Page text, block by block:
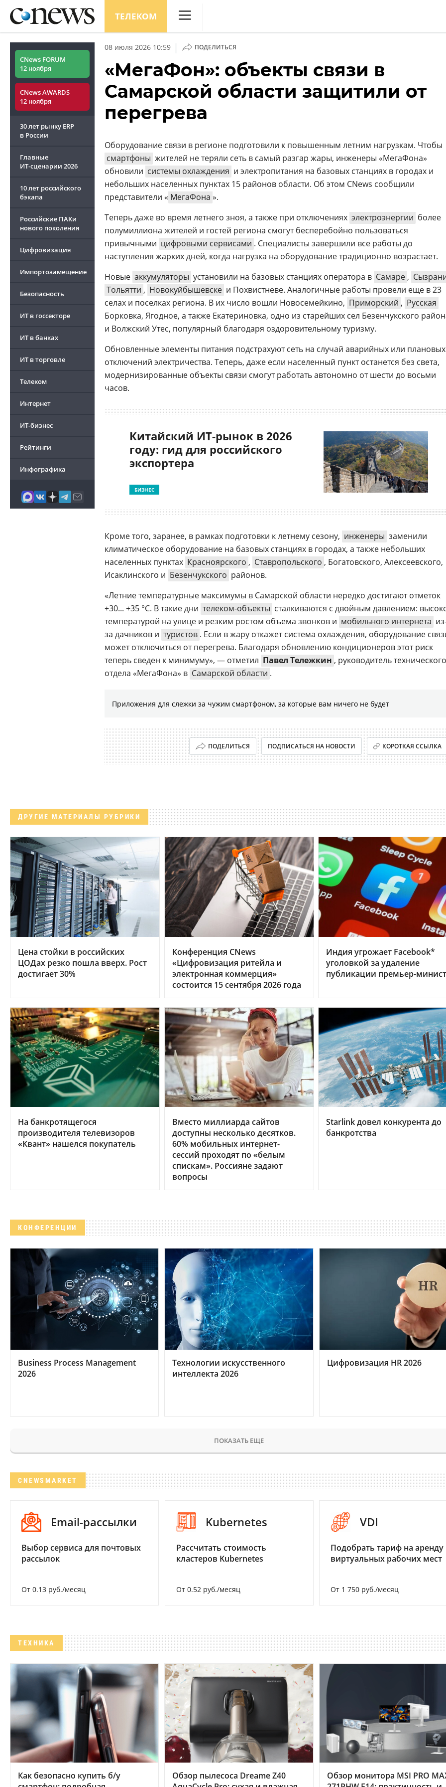
ТЕЛЕКОМ
Аналитика
Конференции
Маркет
Техника
CNews FORUM
12 ноября
CNews AWARDS
12 ноября
30 лет рынку ERP
в России
Главные
ИТ-сценарии 2026
10 лет российского
бэкапа
Российские ПАКи
нового поколения
Цифровизация
Импортозамещение
Безопасность
ИТ в госсекторе
ИТ в банках
ИТ в торговле
Телеком
Интернет
ИТ-бизнес
Рейтинги
Инфографика
08 июля 2026 10:59 | ПОДЕЛИТЬСЯ
«МегаФон»: объекты связи в
Самарской области защитили от
перегрева
Оборудование связи в регионе подготовили к повышенным летним нагрузкам. Чтобы
смартфоны жителей не теряли сеть в самый разгар жары, инженеры «МегаФона»
обновили системы охлаждения и электропитания на базовых станциях в городах и
небольших населенных пунктах 15 районов области. Об этом CNews сообщили
представители « МегаФона ».
Теперь даже во время летнего зноя, а также при отключениях электроэнергии более
полумиллиона жителей и гостей региона смогут бесперебойно пользоваться
привычными цифровыми сервисами . Специалисты завершили все работы до
наступления жарких дней, когда нагрузка на оборудование традиционно возрастает.
Новые аккумуляторы установили на базовых станциях оператора в Самаре ,
Тольятти , Новокуйбышевске и Похвистневе. Аналогичные работы провели еще в 23
селах и поселках региона. В их число вошли Новосемейкино, Приморский , Русская
Борковка, Ягодное, а также Екатериновка, одно из старейших сел Безенчукского
и Волжский Утес, популярный благодаря оздоровительному туризму.
Обновленные элементы питания подстрахуют сеть на случай аварийных или плановых
отключений электричества. Теперь, даже если населенный пункт останется без света,
модернизированные объекты связи смогут работать автономно от шести до восьми
часов.
Китайский ИТ-рынок в 2026
году: гид для российского
экспортера
БИЗНЕС
Кроме того, заранее, в рамках подготовки к летнему сезону, инженеры заменили
климатическое оборудование на базовых станциях в городах, а также небольших
населенных пунктах Красноярского , Ставропольского , Богатовского, Алексеевского,
Исаклинского и Безенчукского районов.
«Летние температурные максимумы в Самарской области нередко достигают отметок
+30... +35 °C. В такие дни телеком-объекты сталкиваются с двойным давлением:
температурой на улице и резким ростом объема звонков и мобильного интернета
за дачников и туристов . Если в жару откажет система охлаждения, оборудование
может отключиться от перегрева. Благодаря обновлению кондиционеров этот риск
теперь сведен к минимуму», — отметил Павел Тележкин , руководитель технического
отдела «МегаФона» в Самарской области .
Приложения для слежки за чужим смартфоном, за которые вам ничего не будет
ПОДЕЛИТЬСЯ ПОДПИСАТЬСЯ НА НОВОСТИ КОРОТКАЯ ССЫЛКА
ДРУГИЕ МАТЕРИАЛЫ РУБРИКИ
Цена стойки в российских
ЦОДах резко пошла вверх. Рост
достигает 30%
Конференция CNews
«Цифровизация ритейла и
электронная коммерция»
состоится 15 сентября 2026 года
Индия угрожает Facebook*
уголовкой за удаление
публикации премьер-
На банкротящегося
производителя телевизоров
«Квант» нашелся покупатель
Вместо миллиарда сайтов
доступны несколько десятков.
60% мобильных интернет-
сессий проходят по «белым
спискам». Россияне задают
вопросы
Starlink довел конкурента до
банкротства
КОНФЕРЕНЦИИ
Business Process Management
2026
Технологии искусственного
интеллекта 2026
Цифровизация HR 2026
ПОКАЗАТЬ ЕЩЕ
CNEWSMARKET
Email-рассылки
Выбор сервиса для почтовых
рассылок
От 0.13 руб./месяц
Kubernetes
Рассчитать стоимость
кластеров Kubernetes
От 0.52 руб./месяц
VDI
Подобрать тариф на аренду
виртуальных рабочих мест
От 1 750 руб./месяц
ТЕХНИКА
Как безопасно купить б/у
Обзор пылесоса Dreame Z40
Обзор монитора MSI PRO